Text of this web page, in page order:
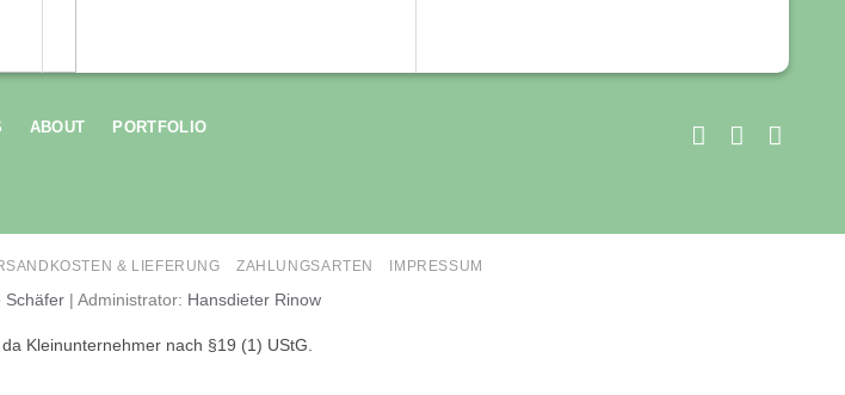
ABOUT PORTFOLIO
& LIEFERUNG ZAHLUNGSARTEN IMPRESSUM
Schäfer| Administrator: Hansdieter Rinow
Kleinunternehmer nach §19 (1) UStG.